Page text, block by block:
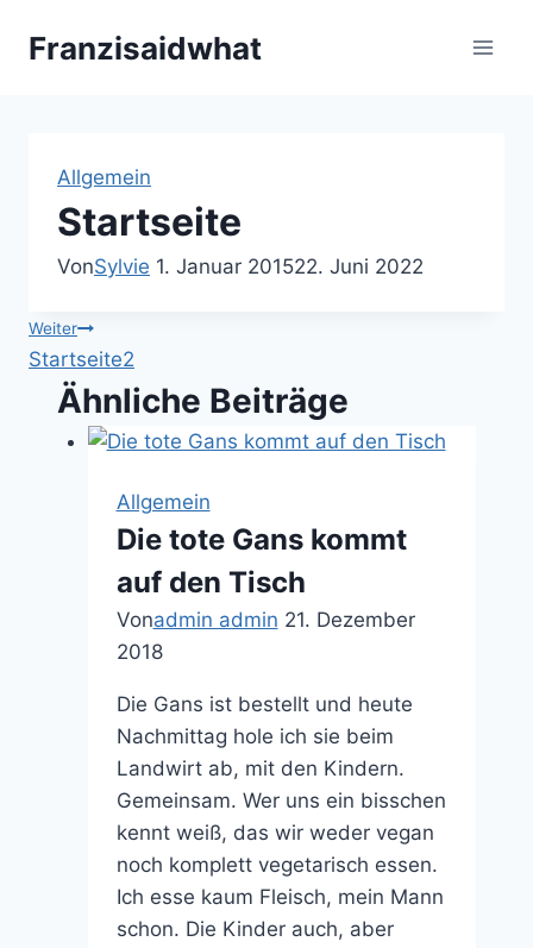
InhaltFranzisaidwhat
Allgemein
Startseite
VonSylvie 1. Januar 201522. Juni 2022
Beitragsnavigation
Weiter
Startseite2
Ähnliche Beiträge
Allgemein
Die tote Gans kommt
auf den Tisch
Vonadmin admin 21. Dezember
2018
Die Gans ist bestellt und heute
Nachmittag hole ich sie beim
Landwirt ab, mit den Kindern.
Gemeinsam. Wer uns ein bisschen
kennt weiß, das wir weder vegan
noch komplett vegetarisch essen.
Ich esse kaum Fleisch, mein Mann
schon. Die Kinder auch, aber